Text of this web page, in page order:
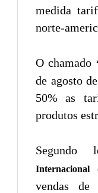
medida
norte-
O chamado
de agosto
50% as
produtos
Segundo
vendas